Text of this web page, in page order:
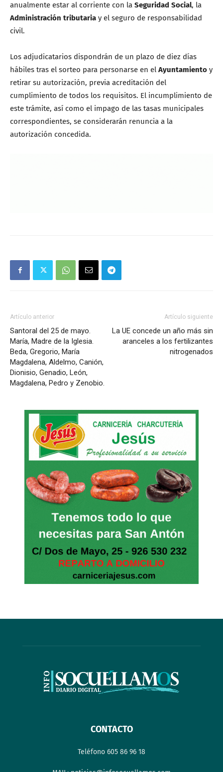
anualmente estar al corriente con la Seguridad Social, la
Administración tributaria y el seguro de responsabilidad
civil.
Los adjudicatarios dispondrán de un plazo de diez días
hábiles tras el sorteo para personarse en el Ayuntamiento y
retirar su autorización, previa acreditación del
cumplimiento de todos los requisitos. El incumplimiento de
este trámite, así como el impago de las tasas municipales
correspondientes, se considerarán renuncia a la
autorización concedida.
Artículo anterior
Santoral del 25 de mayo.
María, Madre de la Iglesia.
Beda, Gregorio, María
Magdalena, Aldelmo, Canión,
Dionisio, Genadio, León,
Magdalena, Pedro y Zenobio.
Artículo siguiente
La UE concede un año más sin
aranceles a los fertilizantes
nitrogenados
CONTACTO
Teléfono 605 86 96 18